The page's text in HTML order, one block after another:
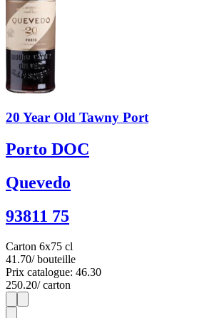
20 Year Old Tawny Port
Porto DOC
Quevedo
93811 75
Carton 6x75 cl
41.70/ bouteille
Prix catalogue: 46.30
250.20/ carton
1